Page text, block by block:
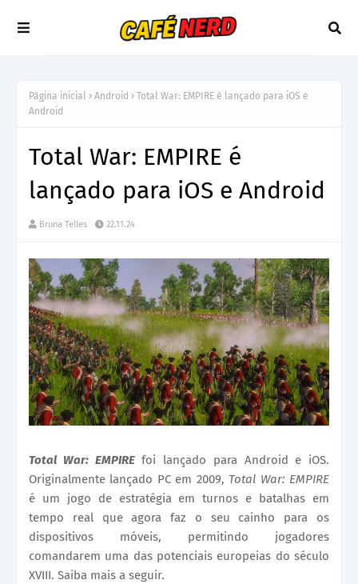
Página inicial Android
Total War: EMPIRE é lançado para iOS e
Android
Total War: EMPIRE é
lançado para iOS e Android
Bruna Telles 22.11.24
Total War: EMPIRE foi lançado para Android e iOS.
Originalmente lançado PC em 2009, Total War: EMPIRE
é um jogo de estratégia em turnos e batalhas em
tempo real que agora faz o seu cainho para os
dispositivos móveis, permitindo jogadores
comandarem uma das potenciais europeias do século
XVIII. Saiba mais a seguir.